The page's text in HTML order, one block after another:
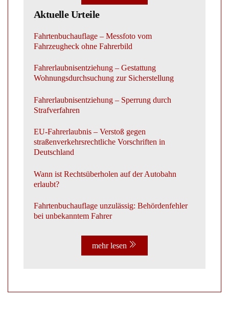
Aktuelle Urteile
Fahrtenbuchauflage – Messfoto vom
Fahrzeugheck ohne Fahrerbild
Fahrerlaubnisentziehung – Gestattung
Wohnungsdurchsuchung zur Sicherstellung
Fahrerlaubnisentziehung – Sperrung durch
Strafverfahren
EU-Fahrerlaubnis – Verstoß gegen
straßenverkehrsrechtliche Vorschriften in
Deutschland
Wann ist Rechtsüberholen auf der Autobahn
erlaubt?
Fahrtenbuchauflage unzulässig: Behördenfehler
bei unbekanntem Fahrer
mehr lesen